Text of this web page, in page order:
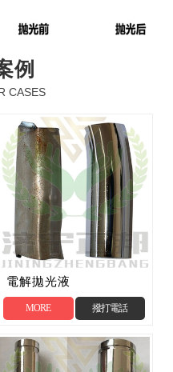
例
CASES
電解拋光液
MORE 撥打電話